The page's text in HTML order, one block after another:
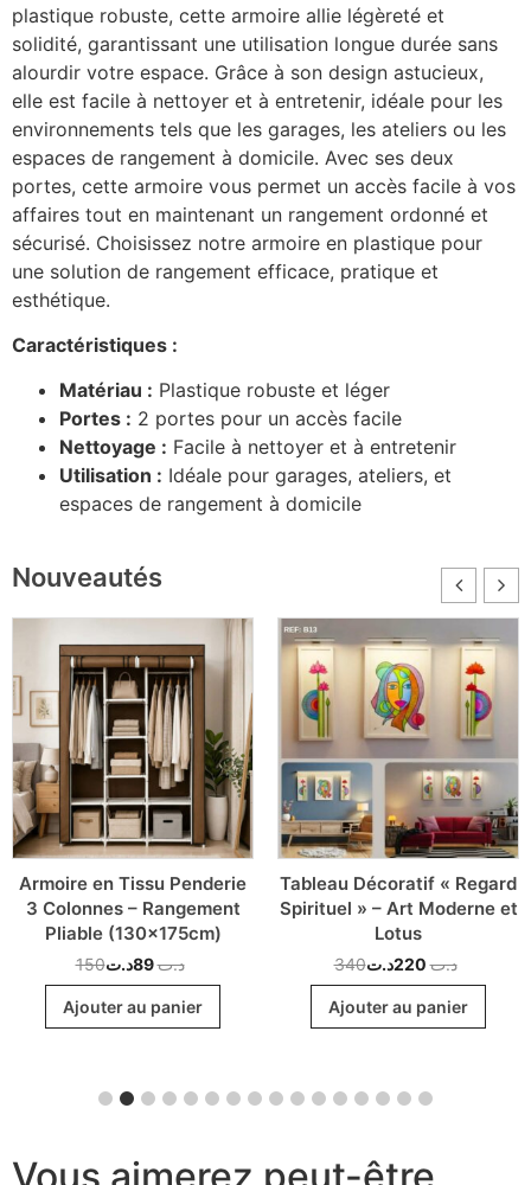
plastique robuste, cette armoire allie légèreté et
solidité, garantissant une utilisation longue durée sans
alourdir votre espace. Grâce à son design astucieux,
elle est facile à nettoyer et à entretenir, idéale pour les
environnements tels que les garages, les ateliers ou les
espaces de rangement à domicile. Avec ses deux
portes, cette armoire vous permet un accès facile à vos
affaires tout en maintenant un rangement ordonné et
sécurisé. Choisissez notre armoire en plastique pour
une solution de rangement efficace, pratique et
esthétique.
Caractéristiques :
Matériau : Plastique robuste et léger
Portes : 2 portes pour un accès facile
Nettoyage : Facile à nettoyer et à entretenir
Utilisation : Idéale pour garages, ateliers, et
espaces de rangement à domicile
Nouveautés
Armoire en Tissu Penderie
3 Colonnes – Rangement
Pliable (130x175cm)
150 د.ت89د.ت
Ajouter au panier
Tableau Décoratif « Regard
Spirituel » – Art Moderne et
Lotus
340 د.ت 220د.ت
Ajouter au panier